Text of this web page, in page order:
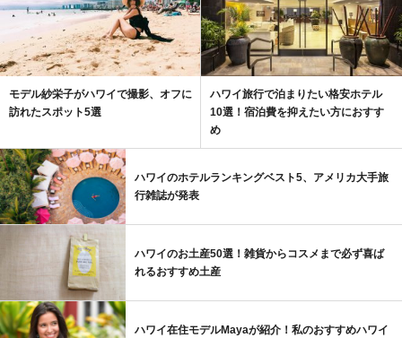
モデル紗栄子がハワイで撮影、オフに
訪れたスポット5選
ハワイ旅行で泊まりたい格安ホテル
10選！宿泊費を抑えたい方におすす
め
ハワイのホテルランキングベスト5、アメリカ大手旅
行雑誌が発表
ハワイのお土産50選！雑貨からコスメまで必ず喜ば
れるおすすめ土産
ハワイ在住モデルMayaが紹介！私のおすすめハワイ